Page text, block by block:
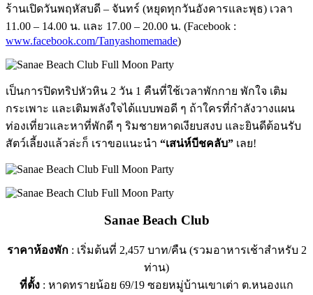
ร้านเปิดวันพฤหัสบดี – จันทร์ (หยุดทุกวันอังคารและพุธ) เวลา
11.00 – 14.00 น. และ 17.00 – 20.00 น. (Facebook :
www.facebook.com/Tanyashomemade)
เป็นการปิดทริปหัวหิน 2 วัน 1 คืนที่ใช้เวลาพักกาย พักใจ เติม
กระเพาะ และเติมพลังใจได้แบบพอดี ๆ ถ้าใครที่กำลังวางแผน
ท่องเที่ยวและหาที่พักดี ๆ ริมชายหาดเงียบสงบ และยินดีต้อนรับ
สัตว์เลี้ยงแล้วล่ะก็ เราขอแนะนำ “เสน่ห์บีชคลับ” เลย!
Sanae Beach Club
ราคาห้องพัก: เริ่มต้นที่ 2,457 บาท/คืน (รวมอาหารเช้าสำหรับ 2
ท่าน)
ที่ตั้ง : หาดทรายน้อย 69/19 ซอยหมู่บ้านเขาเต่า ต.หนองแก